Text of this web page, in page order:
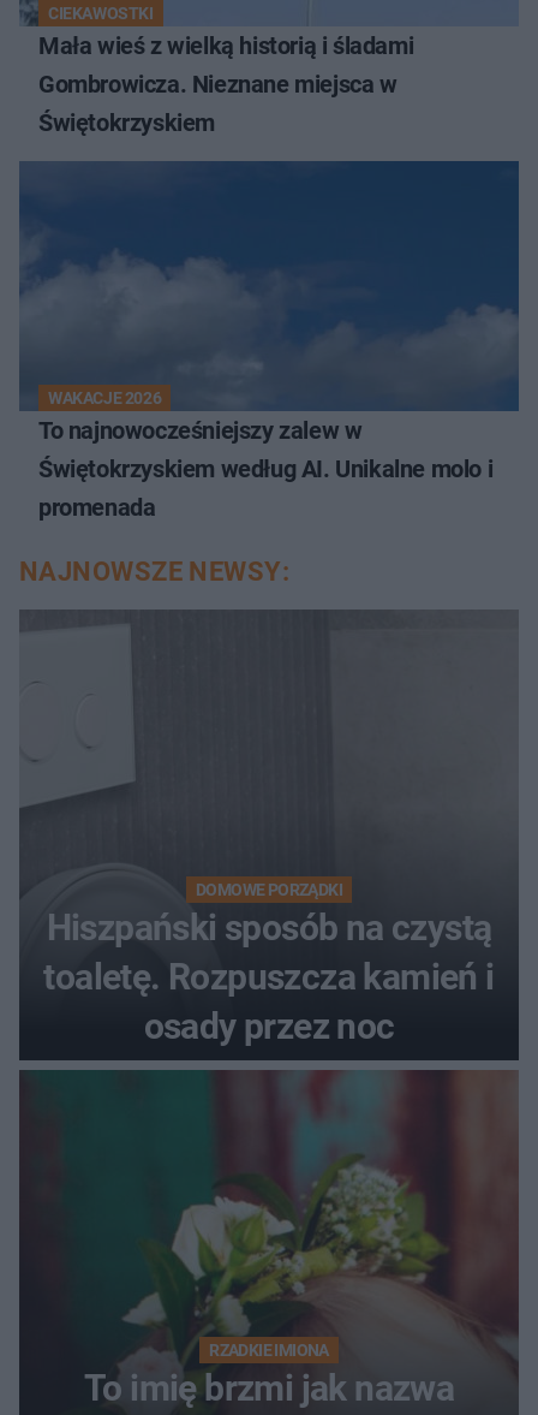
CIEKAWOSTKI
Mała wieś z wielką historią i śladami
Gombrowicza. Nieznane miejsca w
Świętokrzyskiem
WAKACJE 2026
To najnowocześniejszy zalew w
Świętokrzyskiem według AI. Unikalne molo i
promenada
NAJNOWSZE NEWSY:
DOMOWE PORZĄDKI
Hiszpański sposób na czystą
toaletę. Rozpuszcza kamień i
osady przez noc
RZADKIE IMIONA
To imię brzmi jak nazwa